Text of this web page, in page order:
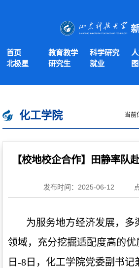
首页 教育教学 科学研究
北极星
研究生 就业
化工学院 当前
【校地校企合作】田静率队
发布时间：2025-06-12
为服务地方经济发展，多
领域，充分挖掘适配度高的优
日 -8 日，化工学院党委副书记